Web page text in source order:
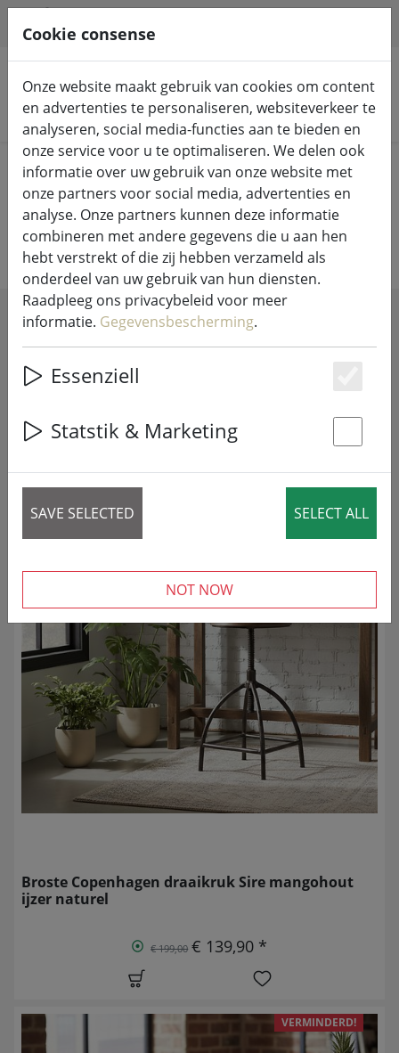
Zoek producten
Home Wonen Klein meubilair
Klein meubilair
SHOW FILTERS
3 articles
Broste Copenhagen draaikruk Sire mangohout
ijzer naturel
€ 199,00 € 139,90 *
VERMINDERD!
Cookie consense
Onze website maakt gebruik van cookies om content
en advertenties te personaliseren, websiteverkeer te
analyseren, social media-functies aan te bieden en
onze service voor u te optimaliseren. We delen ook
informatie over uw gebruik van onze website met
onze partners voor social media, advertenties en
analyse. Onze partners kunnen deze informatie
combineren met andere gegevens die u aan hen
hebt verstrekt of die zij hebben verzameld als
onderdeel van uw gebruik van hun diensten.
Raadpleeg ons privacybeleid voor meer
informatie. Gegevensbescherming.
Essenziell
Statstik & Marketing
SAVE SELECTED SELECT ALL
NOT NOW